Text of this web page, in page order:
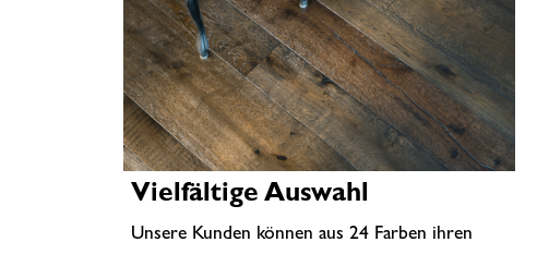
Vielfältige Auswahl
Unsere Kunden können aus 24 Farben ihren